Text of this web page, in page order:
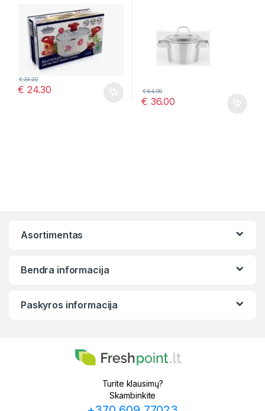
€ 24.30
€33.20
€ 36.00
€64.00
Asortimentas
Bendra informacija
Paskyros informacija
Turite klausimų?
Skambinkite